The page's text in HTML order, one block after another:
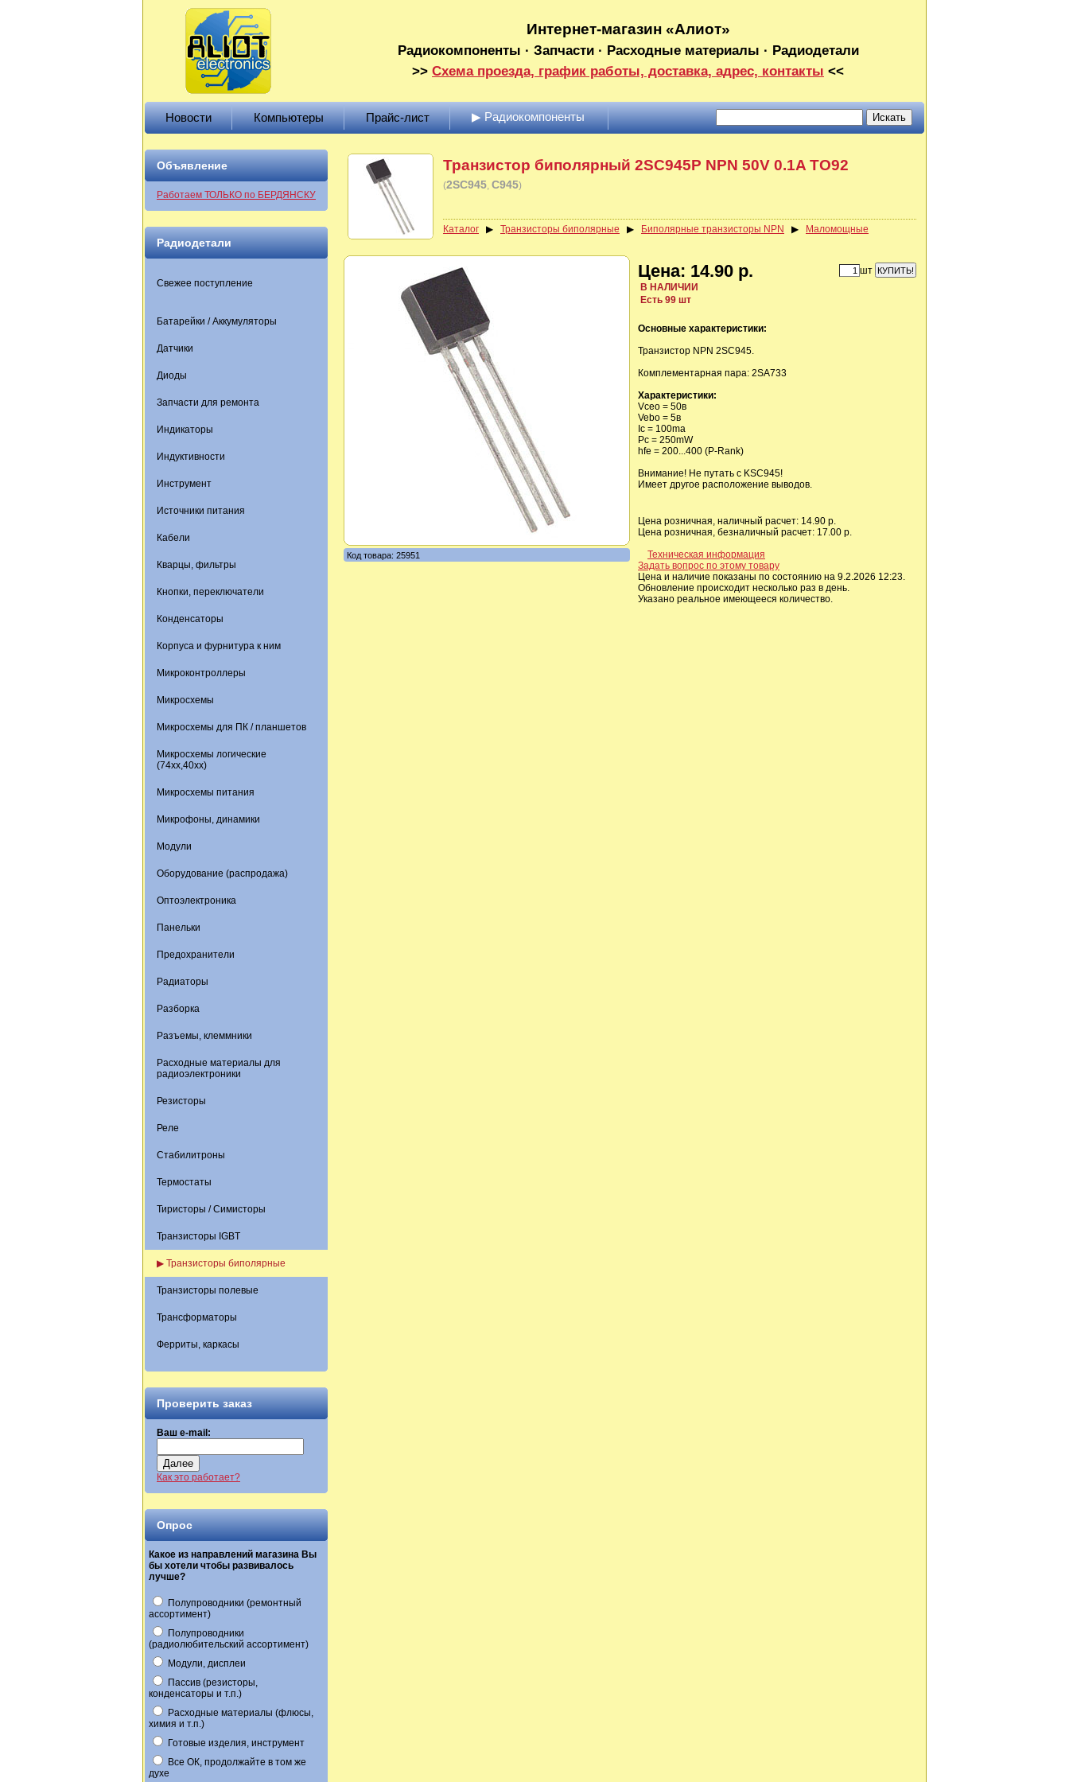
Интернет-магазин «Алиот»
Радиокомпоненты · Запчасти · Расходные материалы · Радиодетали
>> Схема проезда, график работы, доставка, адрес, контакты <<
Новости Компьютеры Прайс-лист ▶ Радиокомпоненты
Объявление
Работаем ТОЛЬКО по БЕРДЯНСКУ
Радиодетали
Свежее поступление
Батарейки / Аккумуляторы
Датчики
Диоды
Запчасти для ремонта
Индикаторы
Индуктивности
Инструмент
Источники питания
Кабели
Кварцы, фильтры
Кнопки, переключатели
Конденсаторы
Корпуса и фурнитура к ним
Микроконтроллеры
Микросхемы
Микросхемы для ПК / планшетов
Микросхемы логические
(74xx,40xx)
Микросхемы питания
Микрофоны, динамики
Модули
Оборудование (распродажа)
Оптоэлектроника
Панельки
Предохранители
Радиаторы
Разборка
Разъемы, клеммники
Расходные материалы для
радиоэлектроники
Резисторы
Реле
Стабилитроны
Термостаты
Тиристоры / Симисторы
Транзисторы IGBT
▶ Транзисторы биполярные
Транзисторы полевые
Трансформаторы
Ферриты, каркасы
Проверить заказ
Ваш e-mail:
Далее
Как это работает?
Опрос
Какое из направлений магазина Вы
бы хотели чтобы развивалось
лучше?
Полупроводники (ремонтный
ассортимент)
Полупроводники
(радиолюбительский ассортимент)
Модули, дисплеи
Пассив (резисторы,
конденсаторы и т.п.)
Расходные материалы (флюсы,
химия и т.п.)
Готовые изделия, инструмент
Все ОК, продолжайте в том же
духе
Транзистор биполярный 2SC945P NPN 50V 0.1A TO92
(2SC945 C945)
Каталог ▶ Транзисторы биполярные ▶ Биполярные транзисторы NPN ▶ Маломощные
Код товара: 25951
Цена: 14.90 р.
В НАЛИЧИИ
Есть 99 шт
шт
Основные характеристики:
Транзистор NPN 2SC945.
Комплементарная пара: 2SA733
Характеристики:
Vceo = 50в
Vebo = 5в
Ic = 100ma
Pc = 250mW
hfe = 200...400 (P-Rank)
Внимание! Не путать с KSC945!
Имеет другое расположение выводов.
Цена розничная, наличный расчет: 14.90 р.
Цена розничная, безналичный расчет: 17.00 р.
Техническая информация
Задать вопрос по этому товару
Цена и наличие показаны по состоянию на 9.2.2026 12:23.
Обновление происходит несколько раз в день.
Указано реальное имеющееся количество.